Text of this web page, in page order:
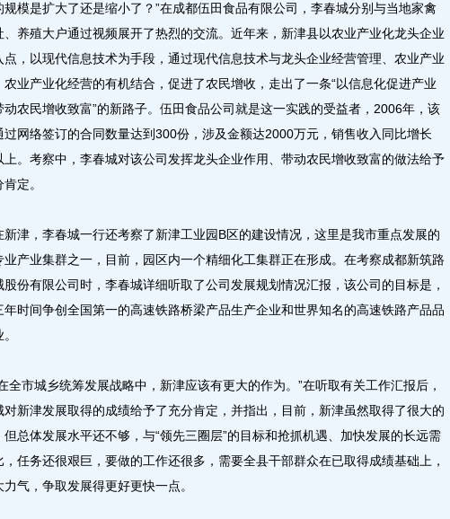
规模是扩大了还是缩小了？”在成都伍田食品有限公司，李春城分别与当地家禽
、养殖大户通过视频展开了热烈的交流。近年来，新津县以农业产业化龙头企业
点，以现代信息技术为手段，通过现代信息技术与龙头企业经营管理、农业产业
农业产业化经营的有机结合，促进了农民增收，走出了一条“以信息化促进产业
动农民增收致富”的新路子。伍田食品公司就是这一实践的受益者，2006年，该
过网络签订的合同数量达到300份，涉及金额达2000万元，销售收入同比增长
上。考察中，李春城对该公司发挥龙头企业作用、带动农民增收致富的做法给予
定。
，李春城一行还考察了新津工业园B区的建设情况，这里是我市重点发展的
业产业集群之一，目前，园区内一个精细化工集群正在形成。在考察成都新筑路
股份有限公司时，李春城详细听取了公司发展规划情况汇报，该公司的目标是，
年时间争创全国第一的高速铁路桥梁产品生产企业和世界知名的高速铁路产品品
市城乡统筹发展战略中，新津应该有更大的作为。”在听取有关工作汇报后，
对新津发展取得的成绩给予了充分肯定，并指出，目前，新津虽然取得了很大的
但总体发展水平还不够，与“领先三圈层”的目标和抢抓机遇、加快发展的长远需
，任务还很艰巨，要做的工作还很多，需要全县干部群众在已取得成绩基础上，
力气，争取发展得更好更快一点。